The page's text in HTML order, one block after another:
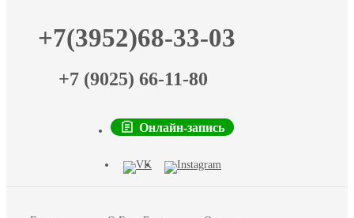
+7(3952)68-33-03
+7 (9025) 66-11-80
Онлайн-запись